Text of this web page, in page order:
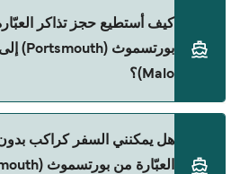
كيف أستطيع حجز تذاكر
Malo)؟
صفحة العروض لمعرفة أحدث
هل يمكنني السفر كراكب